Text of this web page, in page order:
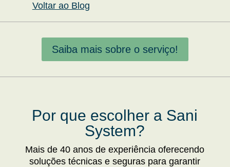
Voltar ao Blog
Saiba mais sobre o serviço!
Por que escolher a Sani
System?
Mais de 40 anos de experiência oferecendo
soluções técnicas e seguras para garantir